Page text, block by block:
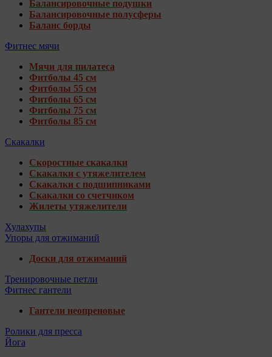
Балансировочные подушки
Балансировочные полусферы
Баланс борды
Фитнес мячи
Мячи для пилатеса
Фитболы 45 см
Фитболы 55 см
Фитболы 65 см
Фитболы 75 см
Фитболы 85 см
Скакалки
Скоростные скакалки
Скакалки с утяжелителем
Скакалки с подшипниками
Скакалки со счетчиком
Жилеты утяжелители
Хулахупы
Упоры для отжиманий
Доски для отжиманий
Тренировочные петли
Фитнес гантели
Гантели неопреновые
Ролики для пресса
Йога